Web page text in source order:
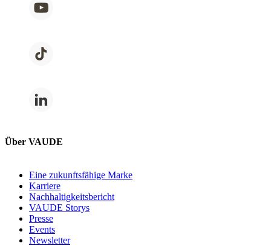
Über VAUDE
Eine zukunftsfähige Marke
Karriere
Nachhaltigkeitsbericht
VAUDE Storys
Presse
Events
Newsletter